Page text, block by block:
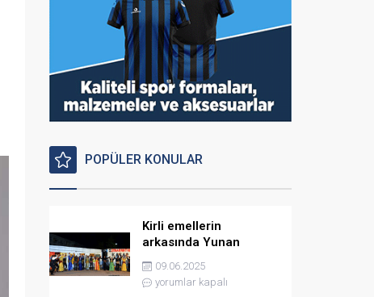
POPÜLER KONULAR
Kirli emellerin
arkasında Yunan
istihbaratı var
09.06.2025
yorumlar kapalı